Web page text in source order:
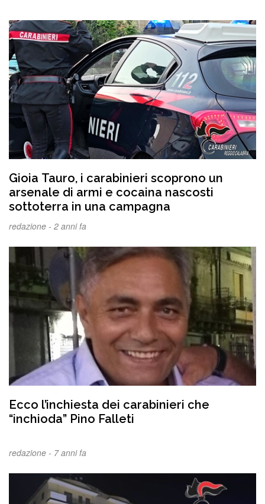
Gioia Tauro, i carabinieri scoprono un
arsenale di armi e cocaina nascosti
sottoterra in una campagna
redazione - 2 anni fa
Ecco l’inchiesta dei carabinieri che
“inchioda” Pino Falleti
redazione - 7 anni fa